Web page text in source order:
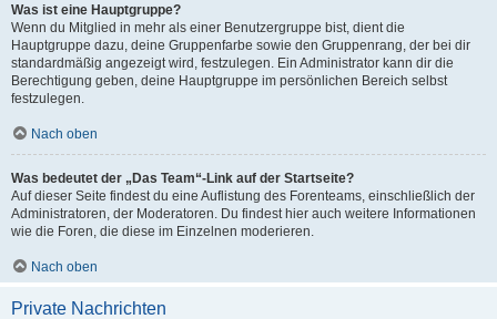
Was ist eine Hauptgruppe?
Wenn du Mitglied in mehr als einer Benutzergruppe bist, dient die
Hauptgruppe dazu, deine Gruppenfarbe sowie den Gruppenrang, der bei dir
standardmäßig angezeigt wird, festzulegen. Ein Administrator kann dir die
Berechtigung geben, deine Hauptgruppe im persönlichen Bereich selbst
festzulegen.
Nach oben
Was bedeutet der „Das Team“-Link auf der Startseite?
Auf dieser Seite findest du eine Auflistung des Forenteams, einschließlich der
Administratoren, der Moderatoren. Du findest hier auch weitere Informationen
wie die Foren, die diese im Einzelnen moderieren.
Nach oben
Private Nachrichten